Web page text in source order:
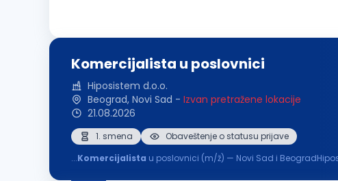
Komercijalista u poslovnici
Hiposistem d.o.o.
Beograd, Novi Sad - Izvan pretražene lokacije
21.08.2026
1. smena
Obaveštenje o statusu prijave
...Komercijalista u poslovnici (m/ž) — Novi Sad i